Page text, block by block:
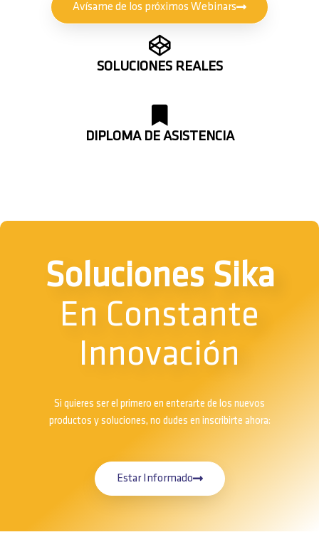
Avísame de los próximos Webinars
SOLUCIONES REALES
DIPLOMA DE ASISTENCIA
Soluciones Sika
En Constante
Innovación
Si quieres ser el primero en enterarte de los nuevos
productos y soluciones, no dudes en inscribirte ahora:
Estar Informado